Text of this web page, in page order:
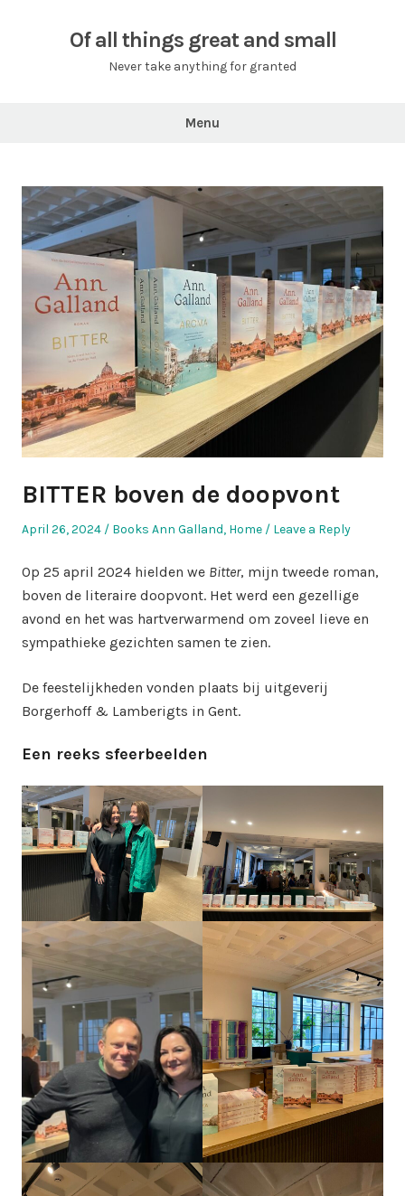
Of all things great and small
Never take anything for granted
Menu
BITTER boven de doopvont
Posted
April 26, 2024
Posted
Books Ann Galland, Home Leave a Reply
Op 25 april 2024 hielden we Bitter, mijn tweede roman,
boven de literaire doopvont. Het werd een gezellige
avond en het was hartverwarmend om zoveel lieve en
sympathieke gezichten samen te zien.
De feestelijkheden vonden plaats bij uitgeverij
Borgerhoff & Lamberigts in Gent.
Een reeks sfeerbeelden